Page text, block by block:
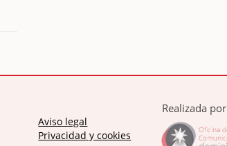
Aviso legal
Privacidad y cookies
Realizada